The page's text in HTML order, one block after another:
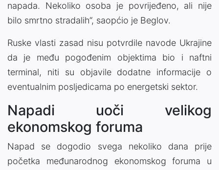
napada. Nekoliko osoba je povrijeđeno, ali nije
bilo smrtno stradalih“, saopćio je Beglov.
Ruske vlasti zasad nisu potvrdile navode Ukrajine
da je među pogođenim objektima bio i naftni
terminal, niti su objavile dodatne informacije o
eventualnim posljedicama po energetski sektor.
Napadi uoči velikog
ekonomskog foruma
Napad se dogodio svega nekoliko dana prije
početka međunarodnog ekonomskog foruma u